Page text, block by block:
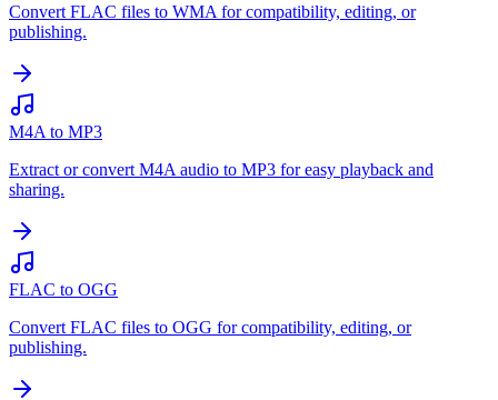
Convert FLAC files to WMA for compatibility, editing, or
publishing.
M4A to MP3
Extract or convert M4A audio to MP3 for easy playback and
sharing.
FLAC to OGG
Convert FLAC files to OGG for compatibility, editing, or
publishing.